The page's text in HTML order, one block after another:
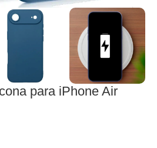
para iPhone Air